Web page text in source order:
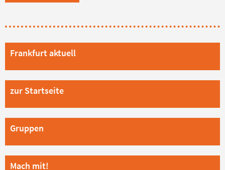
Frankfurt aktuell
zur Startseite
Gruppen
Mach mit!